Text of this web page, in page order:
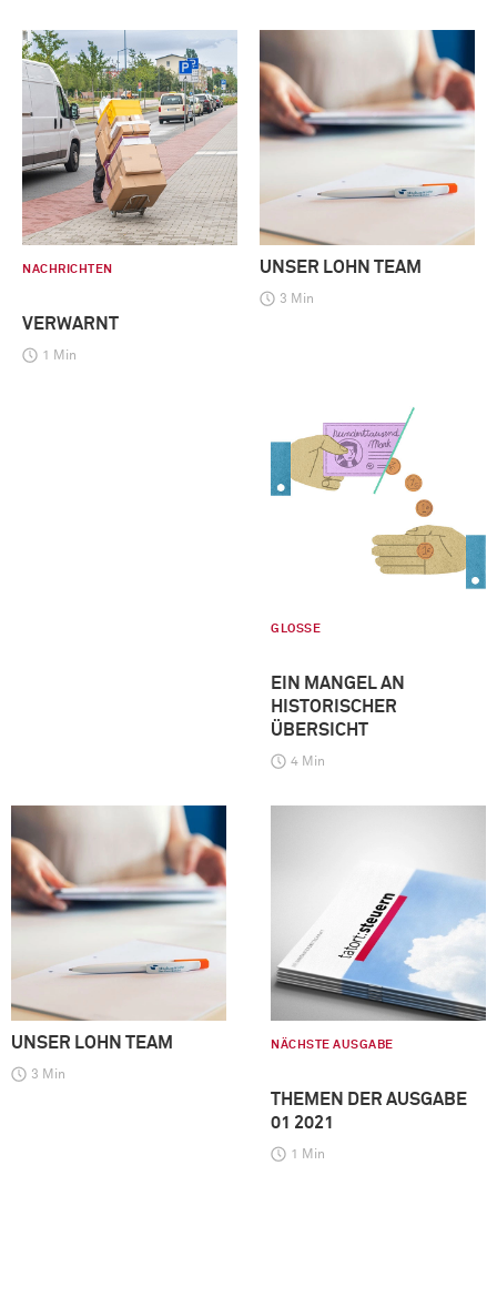
NACHRICHTEN
VERWARNT
1 Min
UNSER LOHN TEAM
3 Min
GLOSSE
EIN MANGEL AN
HISTORISCHER
ÜBERSICHT
4 Min
UNSER LOHN TEAM
3 Min
NÄCHSTE AUSGABE
THEMEN DER AUSGABE
01 2021
1 Min